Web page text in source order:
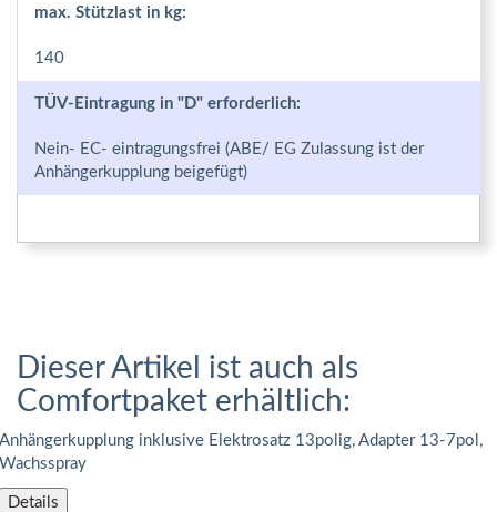
max. Stützlast in kg:
140
TÜV-Eintragung in "D" erforderlich:
Nein- EC- eintragungsfrei (ABE/ EG Zulassung ist der
Anhängerkupplung beigefügt)
Dieser Artikel ist auch als
Comfortpaket erhältlich:
Anhängerkupplung inklusive Elektrosatz 13polig, Adapter 13-7pol,
Wachsspray
Details